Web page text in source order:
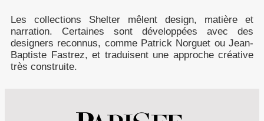
Les collections Shelter mêlent design, matière et
narration. Certaines sont développées avec des
designers reconnus, comme Patrick Norguet ou Jean-
Baptiste Fastrez, et traduisent une approche créative
très construite.